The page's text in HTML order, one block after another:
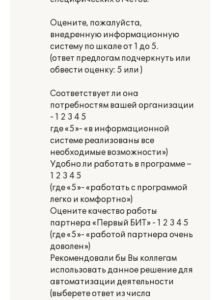
Оцените, пожалуйста,
внедренную информационную
систему по шкале от 1 до 5.
(ответ предлогам подчеркнуть или
обвести оценку: 5 или )
Соответствует ли она
потребностям вашей организации
- 1 2 3 4 5
где «5»- «в информационной
системе реализованы все
необходимые возможности»)
Удобно ли работать в программе –
1 2 3 4 5
(где «5»- «работать с программой
легко и комфортно»)
Оцените качество работы
партнера «Первый БИТ» - 1 2 3 4 5
(где «5»- «работой партнера очень
доволен»)
Рекомендовали бы Вы коллегам
использовать данное решение для
автоматизации деятельности
(выберете ответ из числа